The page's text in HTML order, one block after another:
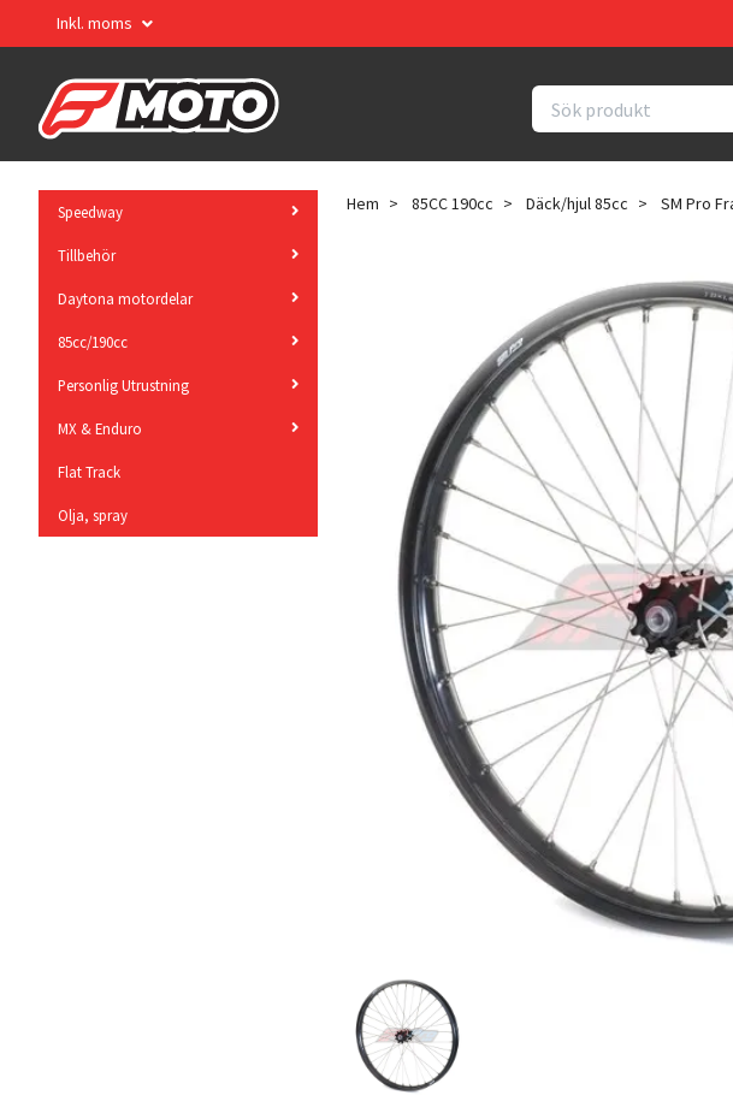
Inkl. moms
Speedway
Tillbehör
Daytona motordelar
85cc/190cc
Personlig Utrustning
MX & Enduro
Flat Track
Olja, spray
Hem 85CC 190cc Däck/hjul 85cc SM Pro